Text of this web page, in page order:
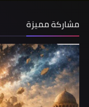
مشاركة مميزة